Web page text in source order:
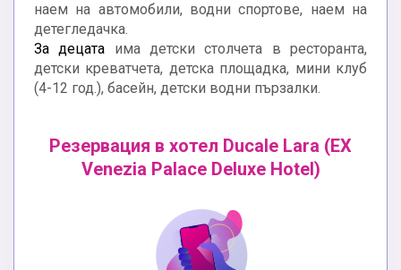
наем на автомобили, водни спортове, наем на
детегледачка.
За децата има детски столчета в ресторанта,
детски креватчета, детска площадка, мини клуб
(4-12 год.), басейн, детски водни пързалки.
Резервация в хотел Ducale Lara (EX
Venezia Palace Deluxe Hotel)